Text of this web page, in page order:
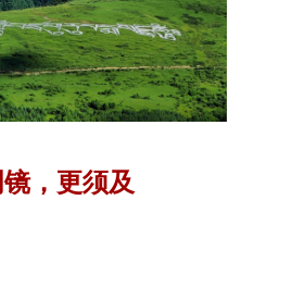
，更须及